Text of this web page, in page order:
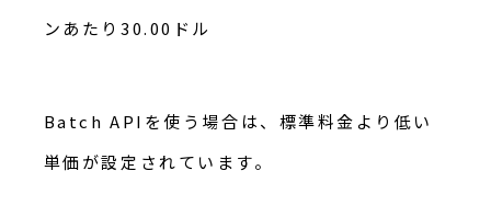
ンあたり30.00ドル
Batch APIを使う場合は、標準料金より低い
単価が設定されています。